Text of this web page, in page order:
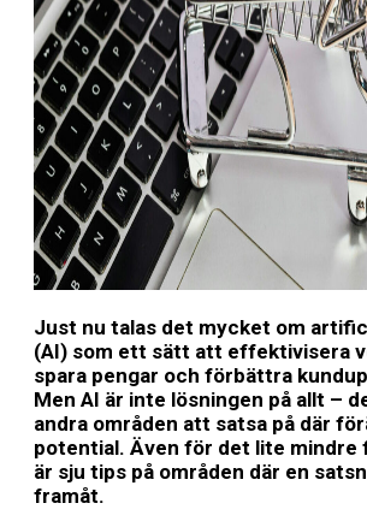
Just nu talas det mycket om
(AI) som ett sätt att effektivisera
spara pengar och förbättra
Men AI är inte lösningen på allt –
andra områden att satsa på där
potential. Även för det lite mindre
är sju tips på områden där en
framåt.